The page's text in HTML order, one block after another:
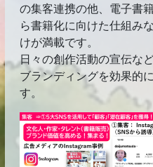
の集客連携の他、電子書
ら書籍化に向けた仕組み
けが満載です。
日々の創作活動の宣伝な
ブランディングを効果的
す。